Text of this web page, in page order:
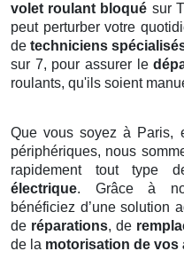
volet roulant bloqué sur
peut perturber votre
detechniciens
sur 7, pour assurer le
roulants, qu'ils soient
Que vous soyez à Paris,
périphériques, nous
rapidement tout type
électrique. Grâce à
bénéficiez d’une solution
de réparations, de
de la motorisation de vos